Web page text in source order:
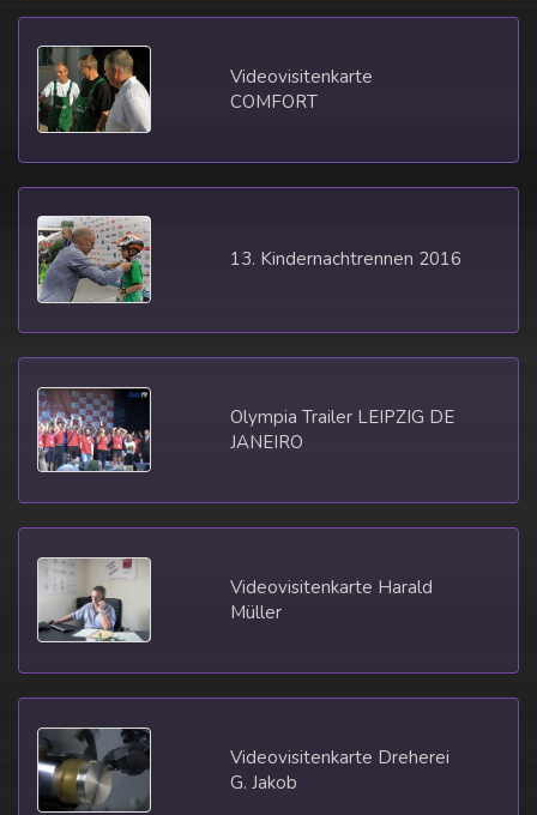
Videovisitenkarte
COMFORT
13. Kindernachtrennen 2016
Olympia Trailer LEIPZIG DE
JANEIRO
Videovisitenkarte Harald
Müller
Videovisitenkarte Dreherei
G. Jakob